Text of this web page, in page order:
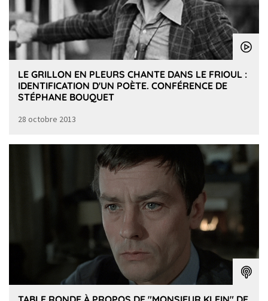
LE GRILLON EN PLEURS CHANTE DANS LE FRIOUL :
IDENTIFICATION D'UN POÈTE. CONFÉRENCE DE
STÉPHANE BOUQUET
28 octobre 2013